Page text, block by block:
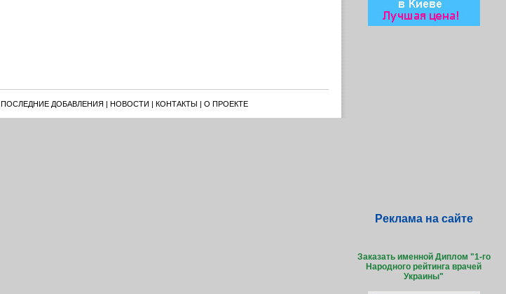
ПОСЛЕДНИЕ ДОБАВЛЕНИЯ | НОВОСТИ | КОНТАКТЫ | О ПРОЕКТЕ
Реклама на сайте
Заказать именной Диплом "1-го
Народного рейтинга врачей
Украины"